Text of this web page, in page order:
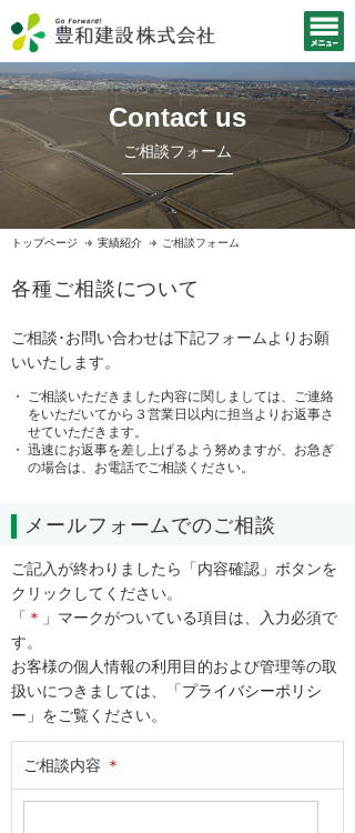
Contact us
ご相談フォーム
トップページ 実績紹介 ご相談フォーム
各種ご相談について
ご相談･お問い合わせは下記フォームよりお願
いいたします。
ご相談いただきました内容に関しましては、ご連絡
をいただいてから３営業日以内に担当よりお返事さ
せていただきます。
迅速にお返事を差し上げるよう努めますが、お急ぎ
の場合は、お電話でご相談ください。
メールフォームでのご相談
ご記入が終わりましたら「内容確認」ボタンを
クリックしてください。
「 ＊ 」マークがついている項目は、入力必須で
す。
お客様の個人情報の利用目的および管理等の取
扱いにつきましては、「プライバシーポリシ
ー 」をご覧ください。
ご相談内容 ＊